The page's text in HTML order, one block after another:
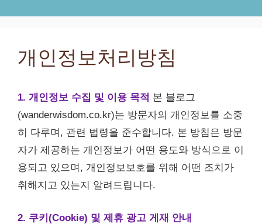
개인정보처리방침
1. 개인정보 수집 및 이용 목적 본 블로그
(wanderwisdom.co.kr)는 방문자의 개인정보를 소중
히 다루며, 관련 법령을 준수합니다. 본 방침은 방문
자가 제공하는 개인정보가 어떤 용도와 방식으로 이
용되고 있으며, 개인정보보호를 위해 어떤 조치가
취해지고 있는지 알려드립니다.
2. 쿠키(Cookie) 및 제휴 광고 게재 안내